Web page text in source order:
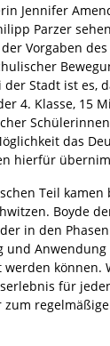
Jennifer
Parzer
Vorgaben
Stadt ist es,
4. Klasse, 15
das
hierfür
Teil kamen
Boyde
in den
und
können.
für
zum